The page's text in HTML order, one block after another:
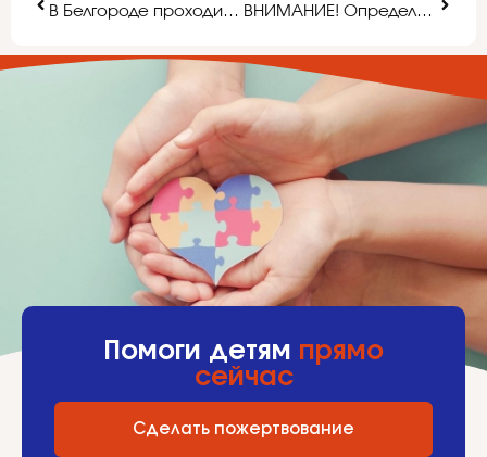
В Белгороде проходит Декада инвалидов ВНИМАНИЕ! Определим вместе дату приёма заявлений в 1-й класс
Помоги детям прямо
сейчас
Сделать пожертвование